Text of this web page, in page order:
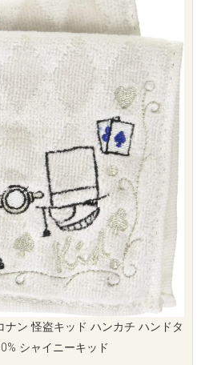
ナン 怪盗キッド ハンカチ ハンドタ
シャイニーキッド